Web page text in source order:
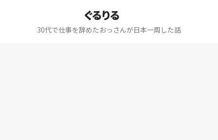
ぐるりる
30代で仕事を辞めたおっさんが日本一周した話